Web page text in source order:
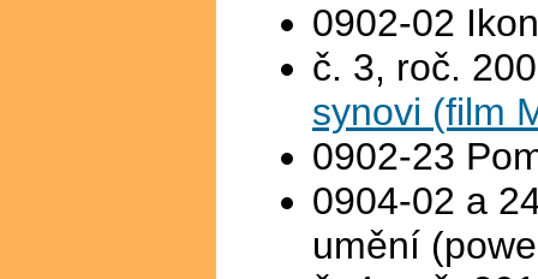
0902-02
č. 3, roč.
synovi (film
0902-23
0904-02 a
umění